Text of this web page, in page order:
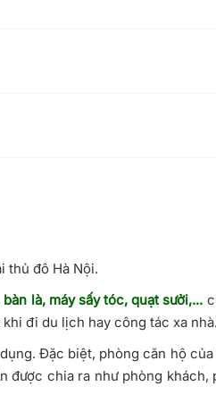
thủ đô Hà Nội.
là, máy sấy tóc, quạt sưởi,...
đi du lịch hay công tác xa nhà.
Đặc biệt, phòng căn hộ của
được chia ra như phòng khách,